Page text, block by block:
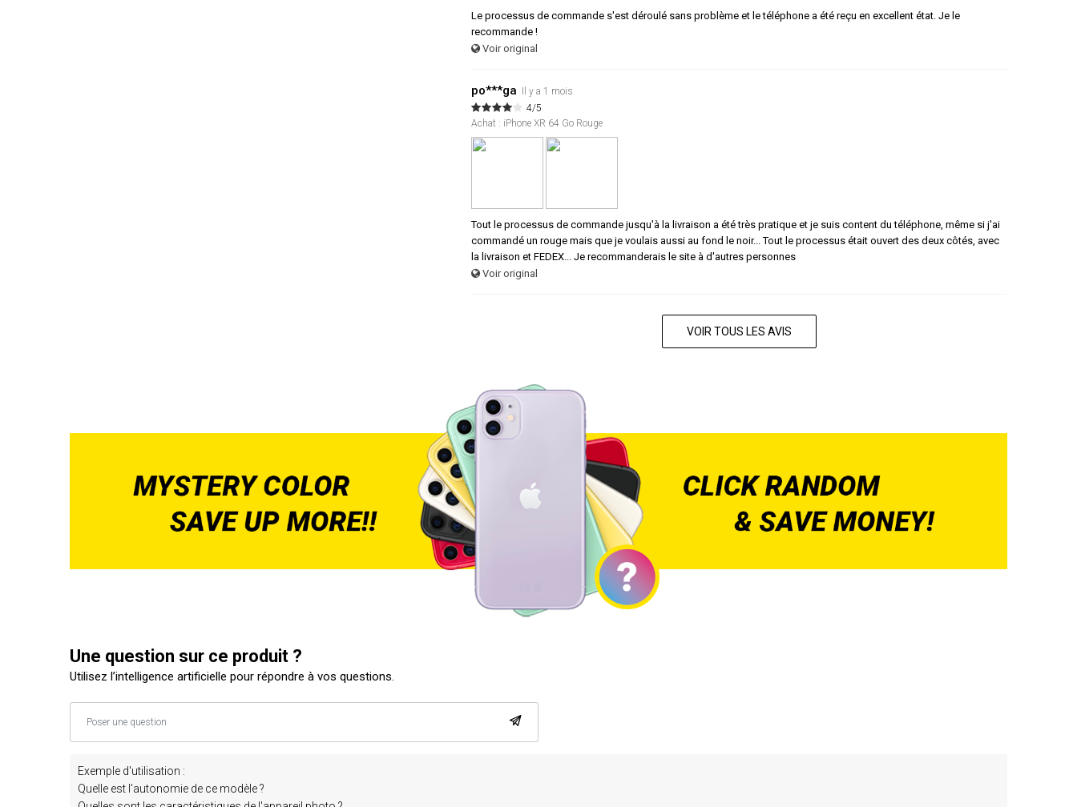
Le processus de commande s'est déroulé sans problème et le téléphone a été reçu en excellent état. Je le
recommande !
Voir original
po***ga Il y a 1 mois
4/5
Achat : iPhone XR 64 Go Rouge
Tout le processus de commande jusqu'à la livraison a été très pratique et je suis content du téléphone, même si j'ai
commandé un rouge mais que je voulais aussi au fond le noir... Tout le processus était ouvert des deux côtés, avec
la livraison et FEDEX... Je recommanderais le site à d'autres personnes
Voir original
VOIR TOUS LES AVIS
Une question sur ce produit ?
Utilisez l’intelligence artificielle pour répondre à vos questions.
Exemple d'utilisation :
Quelle est l'autonomie de ce modèle ?